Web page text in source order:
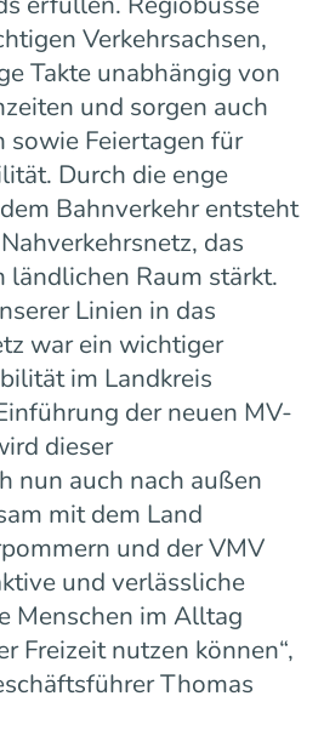
Verkehrsachsen,
Takte unabhängig von
und sorgen auch
sowie Feiertagen für
Durch die enge
Bahnverkehr entsteht
das
ländlichen Raum stärkt.
Linien in das
war ein wichtiger
im Landkreis
der neuen MV-
dieser
nun auch nach außen
mit dem Land
und der VMV
und verlässliche
Menschen im Alltag
Freizeit nutzen können“,
Thomas